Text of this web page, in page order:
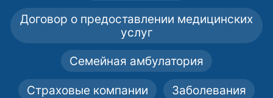
Договор о предоставлении медицинских
услуг
Семейная амбулатория
Страховые компании Заболевания